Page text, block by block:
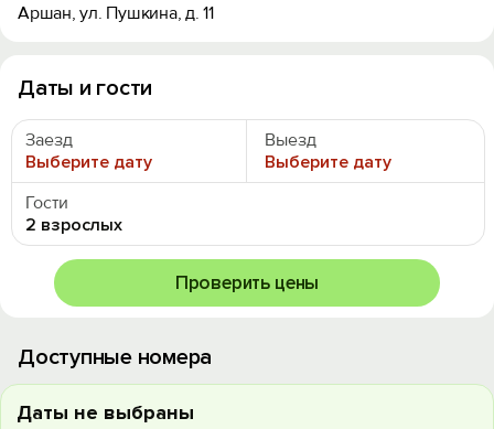
Аршан, ул. Пушкина, д. 11
Даты и гости
Заезд
Выберите дату
Выезд
Выберите дату
Гости
2 взрослых
Проверить цены
Доступные номера
Даты не выбраны